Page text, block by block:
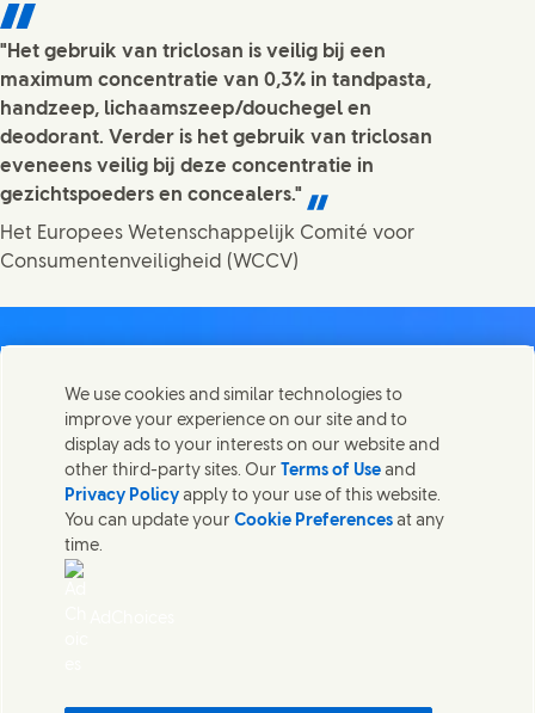
"Het gebruik van triclosan is veilig bij een
maximum concentratie van 0,3% in tandpasta,
handzeep, lichaamszeep/douchegel en
deodorant. Verder is het gebruik van triclosan
eveneens veilig bij deze concentratie in
gezichtspoeders en concealers."
Het Europees Wetenschappelijk Comité voor
Consumentenveiligheid (WCCV)
Deel deze pagina
Share this page on Facebook
Share this page on X
Share this page on Linked In
Share this page on E-
Contact
Neem contact op met Unilever en onze teams.
Contact ons
We use cookies and similar technologies to
improve your experience on our site and to
display ads to your interests on our website and
other third-party sites. Our Terms of Use and
Privacy Policy apply to your use of this website.
You can update yourCookie Preferences at any
time.